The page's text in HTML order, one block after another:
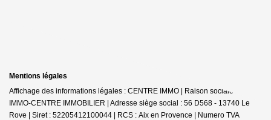
Mentions légales
Affichage des informations légales : CENTRE IMMO | Raison sociale : JDG
IMMO-CENTRE IMMOBILIER | Adresse siège social : 56 D568 - 13740 Le
Rove | Siret : 52205412100044 | RCS : Aix en Provence | Numero TVA